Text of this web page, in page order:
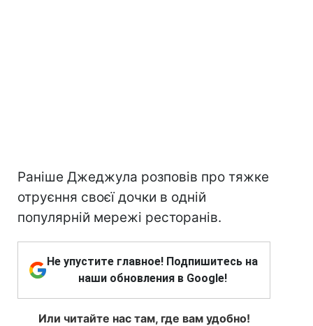
Раніше Джеджула розповів про тяжке
отруєння своєї дочки в одній
популярній мережі ресторанів.
Не упустите главное! Подпишитесь на
наши обновления в Google!
Или читайте нас там, где вам удобно!